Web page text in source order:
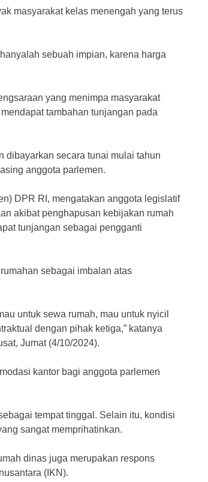
masyarakat kelas menengah yang terus
sebuah impian, karena harga
yang menimpa masyarakat
tambahan tunjangan pada
dibayarkan secara tunai mulai tahun
anggota parlemen.
DPR RI, mengatakan anggota legislatif
akibat penghapusan kebijakan rumah
tunjangan sebagai pengganti
sebagai imbalan atas
untuk sewa rumah, mau untuk nyicil
dengan pihak ketiga,” katanya
Jumat (4/10/2024).
kantor bagi anggota parlemen
tempat tinggal. Selain itu, kondisi
sangat memprihatinkan.
dinas juga merupakan respons
(IKN).